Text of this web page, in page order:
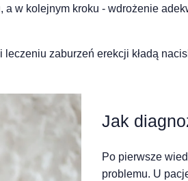
a w kolejnym kroku - wdrożenie
zaburzeń erekcji kładą
Jak
Po pierwsze
problemu. U